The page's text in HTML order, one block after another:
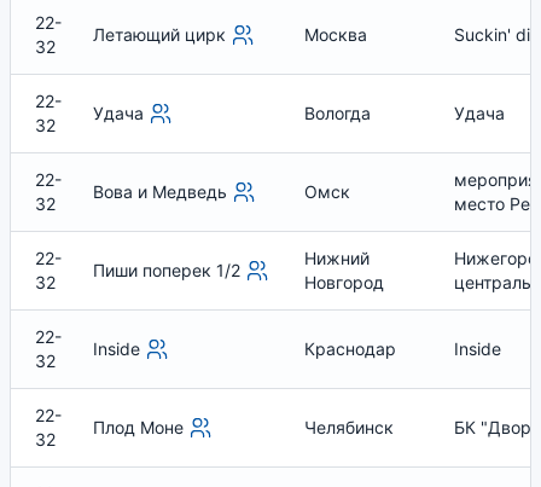
22-
32
Летающий цирк Москва Suckin'
22-
32
Удача Вологда Удача
22-
32
Вова и Медведь Омск
место
22-
32
Пиши поперек 1/2
Нижний
Новгород
22-
32
Inside Краснодар Inside
22-
32
Плод Моне Челябинск БК